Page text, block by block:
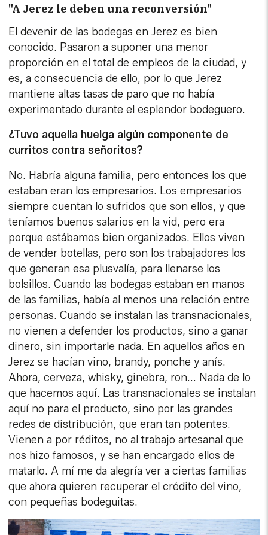
"A Jerez le deben una reconversión"
El devenir de las bodegas en Jerez es bien
conocido. Pasaron a suponer una menor
proporción en el total de empleos de la ciudad, y
es, a consecuencia de ello, por lo que Jerez
mantiene altas tasas de paro que no había
experimentado durante el esplendor bodeguero.
¿Tuvo aquella huelga algún componente de
curritos contra señoritos?
No. Habría alguna familia, pero entonces los que
estaban eran los empresarios. Los empresarios
siempre cuentan lo sufridos que son ellos, y que
teníamos buenos salarios en la vid, pero era
porque estábamos bien organizados. Ellos viven
de vender botellas, pero son los trabajadores los
que generan esa plusvalía, para llenarse los
bolsillos. Cuando las bodegas estaban en manos
de las familias, había al menos una relación entre
personas. Cuando se instalan las transnacionales,
no vienen a defender los productos, sino a ganar
dinero, sin importarle nada. En aquellos años en
Jerez se hacían vino, brandy, ponche y anís.
Ahora, cerveza, whisky, ginebra, ron... Nada de lo
que hacemos aquí. Las transnacionales se instalan
aquí no para el producto, sino por las grandes
redes de distribución, que eran tan potentes.
Vienen a por réditos, no al trabajo artesanal que
nos hizo famosos, y se han encargado ellos de
matarlo. A mí me da alegría ver a ciertas familias
que ahora quieren recuperar el crédito del vino,
con pequeñas bodeguitas.